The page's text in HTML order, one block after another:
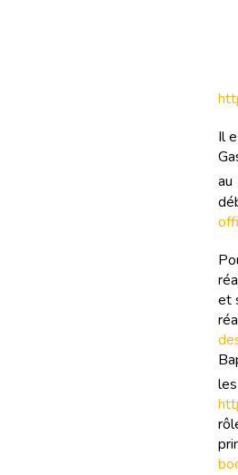
Il
au
et